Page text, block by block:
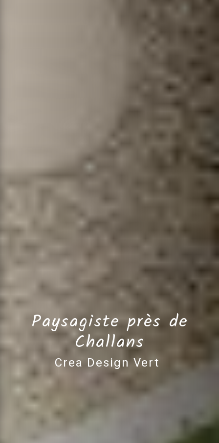
Paysagiste près de
Challans
Crea Design Vert